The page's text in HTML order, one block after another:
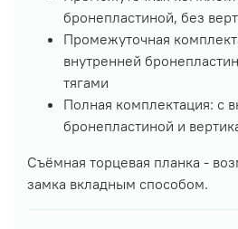
бронепластиной, без
Промежуточная
внутренней
тягами
Полная комплектация: с
бронепластиной и
Съёмная торцевая планка -
замка вкладным способом.